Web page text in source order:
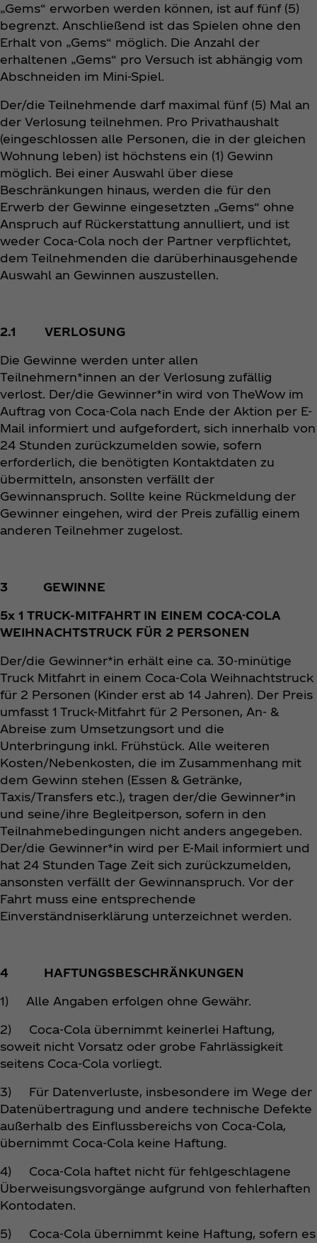
„Gems“ erworben werden können, ist auf fünf (5)
begrenzt. Anschließend ist das Spielen ohne den
Erhalt von „Gems“ möglich. Die Anzahl der
erhaltenen „Gems“ pro Versuch ist abhängig vom
Abschneiden im Mini-Spiel.
Der/die Teilnehmende darf maximal fünf (5) Mal an
der Verlosung teilnehmen. Pro Privathaushalt
(eingeschlossen alle Personen, die in der gleichen
Wohnung leben) ist höchstens ein (1) Gewinn
möglich. Bei einer Auswahl über diese
Beschränkungen hinaus, werden die für den
Erwerb der Gewinne eingesetzten „Gems“ ohne
Anspruch auf Rückerstattung annulliert, und ist
weder Coca‑Cola noch der Partner verpflichtet,
dem Teilnehmenden die darüberhinausgehende
Auswahl an Gewinnen auszustellen.
2.1 VERLOSUNG
Die Gewinne werden unter allen
Teilnehmern*innen an der Verlosung zufällig
verlost. Der/die Gewinner*in wird von TheWow im
Auftrag von Coca‑Cola nach Ende der Aktion per E-
Mail informiert und aufgefordert, sich innerhalb von
24 Stunden zurückzumelden sowie, sofern
erforderlich, die benötigten Kontaktdaten zu
übermitteln, ansonsten verfällt der
Gewinnanspruch. Sollte keine Rückmeldung der
Gewinner eingehen, wird der Preis zufällig einem
anderen Teilnehmer zugelost.
3 GEWINNE
5x 1 TRUCK-MITFAHRT IN EINEM COCA-COLA
WEIHNACHTSTRUCK FÜR 2 PERSONEN
Der/die Gewinner*in erhält eine ca. 30-minütige
Truck Mitfahrt in einem Coca‑Cola Weihnachtstruck
für 2 Personen (Kinder erst ab 14 Jahren). Der Preis
umfasst 1 Truck-Mitfahrt für 2 Personen, An- &
Abreise zum Umsetzungsort und die
Unterbringung inkl. Frühstück. Alle weiteren
Kosten/Nebenkosten, die im Zusammenhang mit
dem Gewinn stehen (Essen & Getränke,
Taxis/Transfers etc.), tragen der/die Gewinner*in
und seine/ihre Begleitperson, sofern in den
Teilnahmebedingungen nicht anders angegeben.
Der/die Gewinner*in wird per E-Mail informiert und
hat 24 Stunden Tage Zeit sich zurückzumelden,
ansonsten verfällt der Gewinnanspruch. Vor der
Fahrt muss eine entsprechende
Einverständniserklärung unterzeichnet werden.
4 HAFTUNGSBESCHRÄNKUNGEN
1) Alle Angaben erfolgen ohne Gewähr.
2) Coca‑Cola übernimmt keinerlei Haftung,
soweit nicht Vorsatz oder grobe Fahrlässigkeit
seitens Coca‑Cola vorliegt.
3) Für Datenverluste, insbesondere im Wege der
Datenübertragung und andere technische Defekte
außerhalb des Einflussbereichs von Coca‑Cola,
übernimmt Coca‑Cola keine Haftung.
4) Coca‑Cola haftet nicht für fehlgeschlagene
Überweisungsvorgänge aufgrund von fehlerhaften
Kontodaten.
5) Coca‑Cola übernimmt keine Haftung, sofern es